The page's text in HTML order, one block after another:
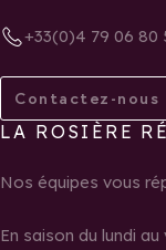
+33(0)4 79 06 80
Contactez-nous
LA ROSIÈRE
Nos équipes vous
En saison du lundi